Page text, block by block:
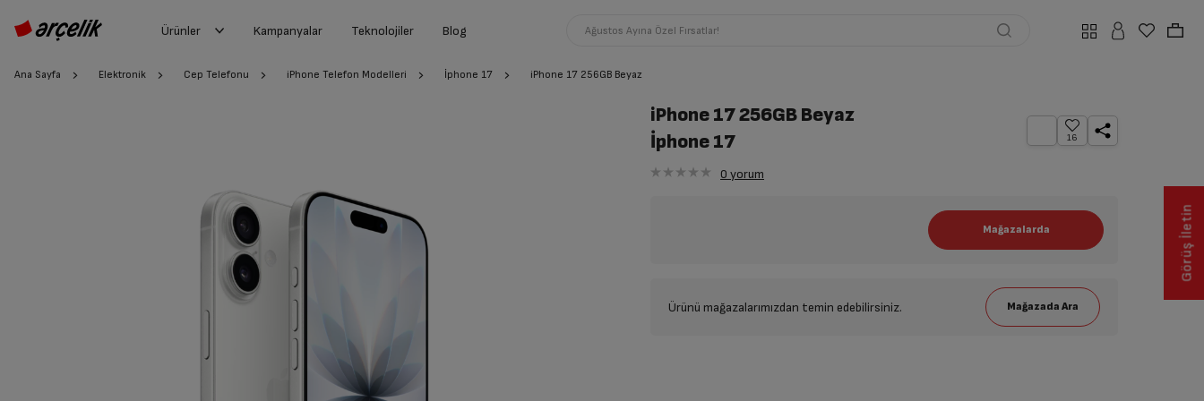
Ürünler Kampanyalar Teknolojiler Blog Ağustos Ayına Özel Fırsatlar!
Ana Sayfa Elektronik Cep Telefonu iPhone Telefon Modelleri İphone 17 iPhone 17 256GB Beyaz
iPhone 17 256GB Beyaz
İphone 17
16
0 yorum
Ürünü mağazalarımızdan temin edebilirsiniz.
Görüş İletin